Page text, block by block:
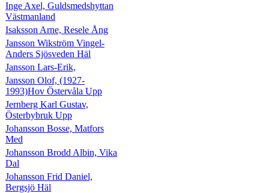
Inge Axel, Guldsmedshyttan
Västmanland
Isaksson Arne, Resele Ång
Jansson Wikström Vingel-
Anders Sjösveden Häl
Jansson Lars-Erik,
Jansson Olof, (1927-
1993)Hov Östervåla Upp
Jernberg Karl Gustav,
Österbybruk Upp
Johansson Bosse, Matfors
Med
Johansson Brodd Albin, Vika
Dal
Johansson Frid Daniel,
Bergsjö Häl